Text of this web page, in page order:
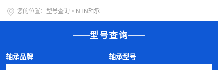
您的位置： 型号查询 > NTN轴承
型号查询
轴承品牌 轴承型号